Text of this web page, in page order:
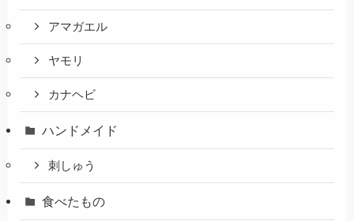
アマガエル
ヤモリ
カナヘビ
ハンドメイド
刺しゅう
食べたもの